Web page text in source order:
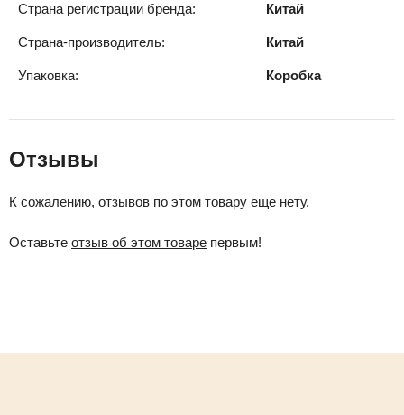
Страна регистрации бренда: Китай
Страна-производитель: Китай
Упаковка: Коробка
Отзывы
К сожалению, отзывов по этом товару еще нету.
Оставьте отзыв об этом товаре первым!